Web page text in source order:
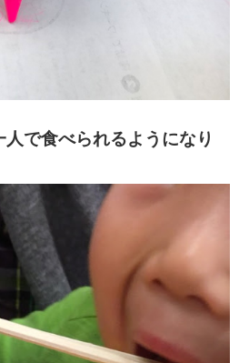
で食べられるようになり